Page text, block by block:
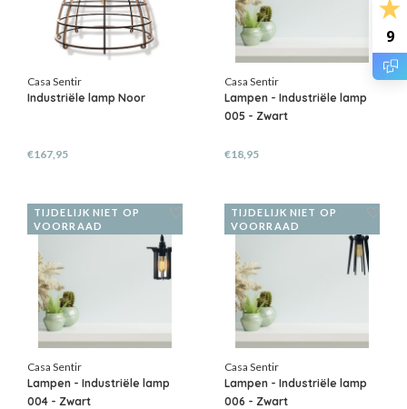
9
Casa Sentir
Industriële lamp Noor
€167,95
Casa Sentir
Lampen - Industriële lamp
005 - Zwart
€18,95
TIJDELIJK NIET OP
VOORRAAD
Casa Sentir
Lampen - Industriële lamp
004 - Zwart
TIJDELIJK NIET OP
VOORRAAD
Casa Sentir
Lampen - Industriële lamp
006 - Zwart